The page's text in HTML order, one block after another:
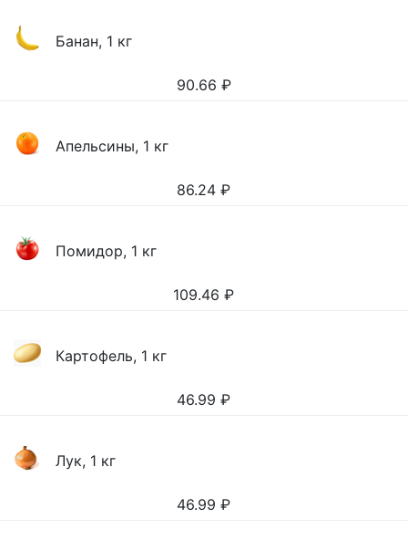
Банан, 1 кг
90.66 ₽
Апельсины, 1 кг
86.24 ₽
Помидор, 1 кг
109.46 ₽
Картофель, 1 кг
46.99 ₽
Лук, 1 кг
46.99 ₽